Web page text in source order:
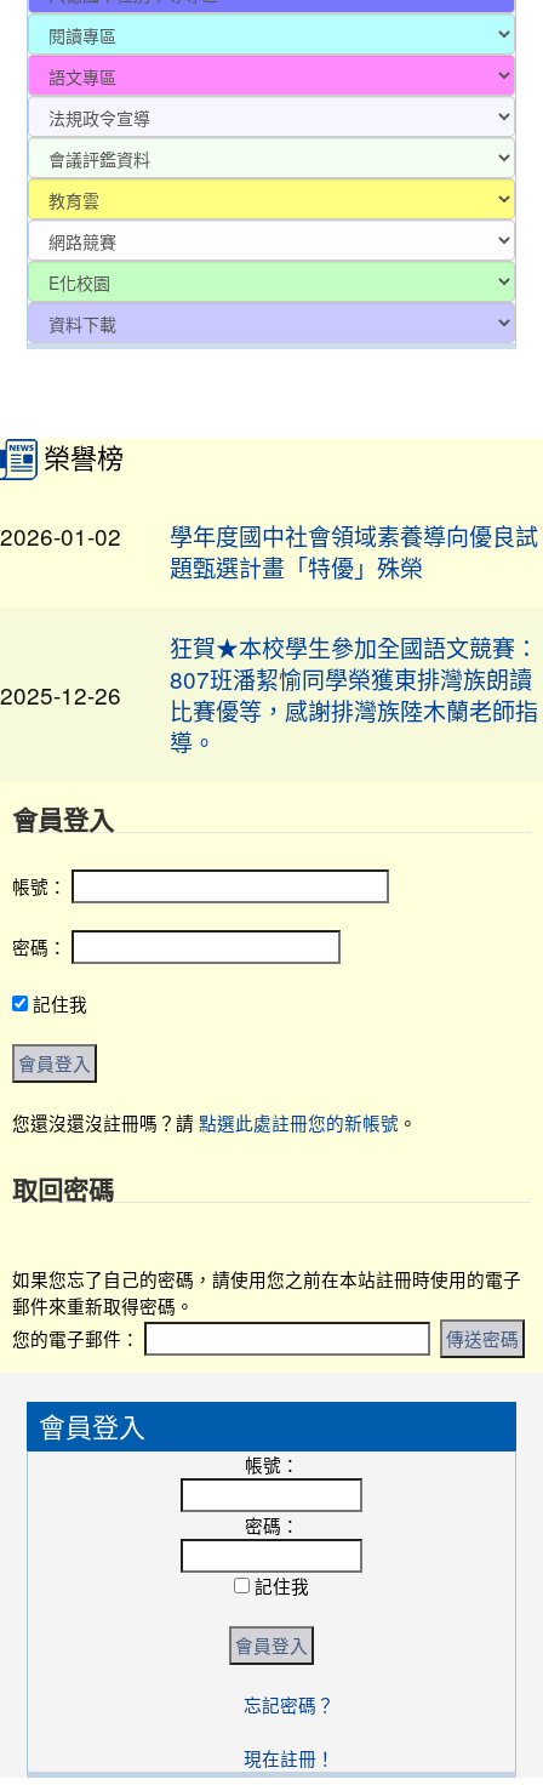
榮譽榜
題甄選計畫「特優」殊榮
807班潘絜愉同學榮獲東排灣族朗讀
比賽優等，感謝排灣族陸木蘭老師指
導。
2025-12-03
等學校運動會擊劍選拔賽，表現亮
眼！
2025-12-03
2025-12-03
2025-11-27
公告
賀！本校參加 114 學年度全國
獲獎學生，感謝指導老師辛勞付出！
吟。 平面設計類 佳作 吳若菲，指導
老師張頌吟。 平面設計類 佳作 劉家
家，指導老師許妙馨。 書法類 佳作
吳沛璇，指導老師張頌吟。 版畫類
學年度國中社會領域素養導向優良試
題甄選計畫「特優」殊榮
狂賀★本校學生參加全國語文競賽：
807班潘絜愉同學榮獲東排灣族朗讀
比賽優等，感謝排灣族陸木蘭老師指
會員登入
帳號：
密碼：
記住我
您還沒還沒註冊嗎？請 點選此處註冊您的新帳號 。
取回密碼
如果您忘了自己的密碼，請使用您之前在本站註冊時使用的電子
郵件來重新取得密碼。
您的電子郵件：
會員登入
帳號：
密碼：
記住我
忘記密碼？
現在註冊！